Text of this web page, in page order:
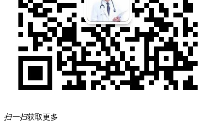
扫一扫获取更多